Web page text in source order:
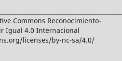
Commons Reconocimiento-
Igual 4.0 Internacional
licenses/by-nc-sa/4.0/